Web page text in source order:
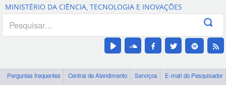
Canais
MINISTÉRIO DA CIÊNCIA, TECNOLOGIA E INOVAÇÕES
Perguntas frequentes Central de Atendimento Serviços
E-mail do Pesquisador